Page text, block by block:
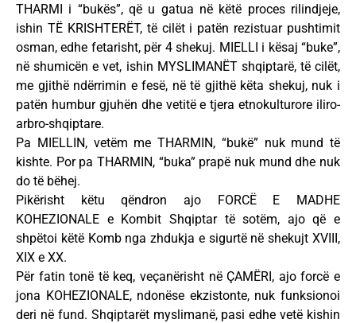
THARMI i “bukës”, që u gatua në këtë proces rilindjeje,
ishin TË KRISHTERËT, të cilët i patën rezistuar pushtimit
osman, edhe fetarisht, për 4 shekuj. MIELLI i kësaj “buke”,
në shumicën e vet, ishin MYSLIMANËT shqiptarë, të cilët,
me gjithë ndërrimin e fesë, në të gjithë këta shekuj, nuk i
patën humbur gjuhën dhe vetitë e tjera etnokulturore iliro-
arbro-shqiptare.
Pa MIELLIN, vetëm me THARMIN, “bukë” nuk mund të
kishte. Por pa THARMIN, “buka” prapë nuk mund dhe nuk
do të bëhej.
Pikërisht këtu qëndron ajo FORCË E MADHE
KOHEZIONALE e Kombit Shqiptar të sotëm, ajo që e
shpëtoi këtë Komb nga zhdukja e sigurtë në shekujt XVIII,
XIX e XX.
Për fatin tonë të keq, veçanërisht në ÇAMËRI, ajo forcë e
jona KOHEZIONALE, ndonëse ekzistonte, nuk funksionoi
deri në fund. Shqiptarët myslimanë, pasi edhe vetë kishin